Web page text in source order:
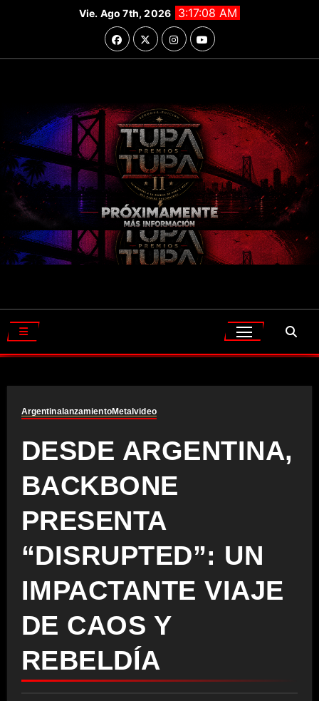
Vie. Ago 7th, 2026 3:17:09 AM
ArgentinalanzamientoMetalvideo
DESDE ARGENTINA,
BACKBONE
PRESENTA
“DISRUPTED”: UN
IMPACTANTE VIAJE
DE CAOS Y
REBELDÍA